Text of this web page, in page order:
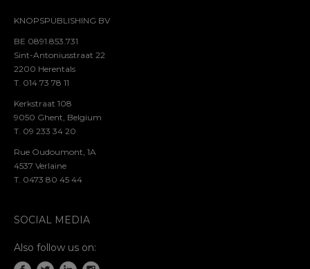
KNOPSPUBLISHING BV
BE 0891.853.731
Sint-Antoniusstraat 22
2200 Herentals
T. 014 73 78 11
Kerkstraat 108
9050 Ghent, Belgium
T. 09 233 34 20
Rue Oudoumont, 1A
4537 Verlaine
T. 0473 80 45 44
SOCIAL MEDIA
Also follow us on: